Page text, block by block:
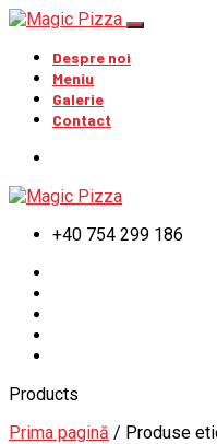
Despre noi
Meniu
Galerie
Contact
+40 754 299 186
Products
Prima pagină / Produse